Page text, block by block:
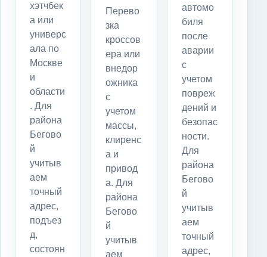
хэтчбек
а или
универс
ала по
Москве
и
области
. Для
района
Бегово
й
учитыв
аем
точный
адрес,
подъез
д,
состоян
Перево
зка
кроссов
ера или
внедор
ожника
с
учетом
массы,
клиренс
а и
привод
а. Для
района
Бегово
й
учитыв
аем
автомо
биля
после
аварии
с
учетом
повреж
дений и
безопас
ности.
Для
района
Бегово
й
учитыв
аем
точный
адрес,